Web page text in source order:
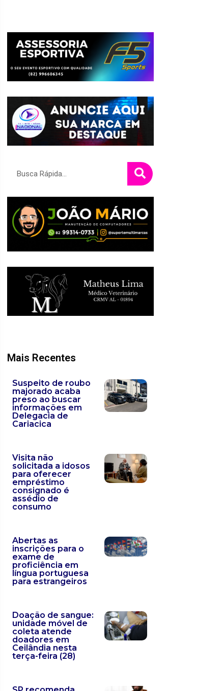
Mais Recentes
Suspeito de roubo
majorado acaba
preso ao buscar
informações em
Delegacia de
Cariacica
Visita não
solicitada a idosos
para oferecer
empréstimo
consignado é
assédio de
consumo
Abertas as
inscrições para o
exame de
proficiência em
língua portuguesa
para estrangeiros
Doação de sangue:
unidade móvel de
coleta atende
doadores em
Ceilândia nesta
terça-feira (28)